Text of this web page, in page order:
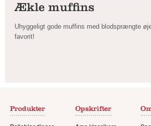
Ækle muffins
Uhyggeligt gode muffins med blodsprængte
favorit!
Produkter Opskrifter